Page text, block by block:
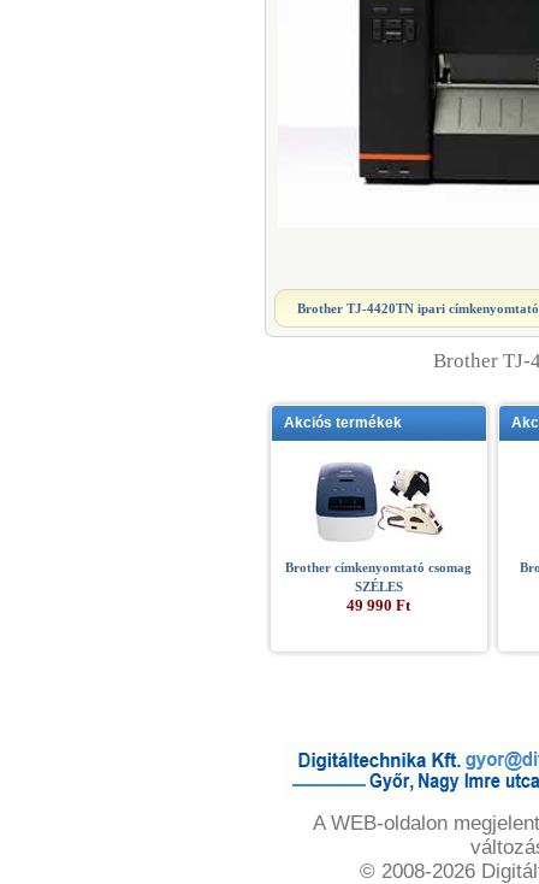
Brother TJ-4420TN ipari címkenyomtató
Brother TJ-
Akciós termékek
Brother címkenyomtató csomag
SZÉLES
49 990 Ft
A WEB-oldalon
© 2008-2026